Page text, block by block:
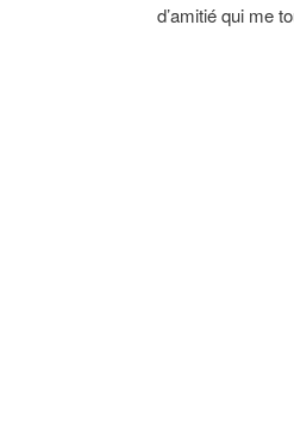
d’amitié qui me